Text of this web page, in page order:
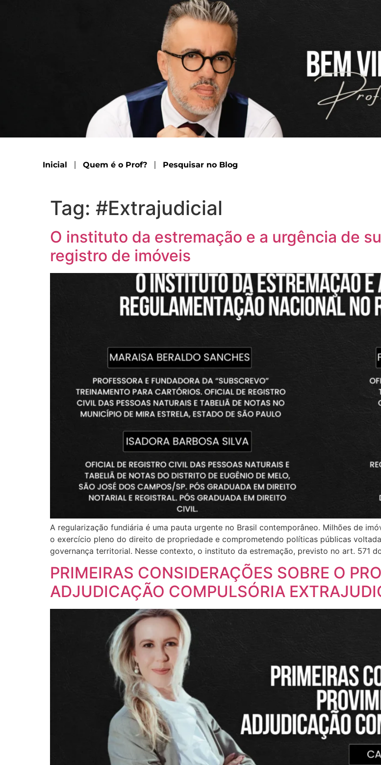
Inicial Quem é o Prof? Pesquisar no Blog
Tag: #Extrajudicial
O instituto da estremação e a urgência de
registro de imóveis
A regularização fundiária é uma pauta urgente no Brasil contemporâneo. Milhões de
o exercício pleno do direito de propriedade e comprometendo políticas públicas
governança territorial. Nesse contexto, o instituto da estremação, previsto no art. 571
PRIMEIRAS CONSIDERAÇÕES SOBRE O
ADJUDICAÇÃO COMPULSÓRIA